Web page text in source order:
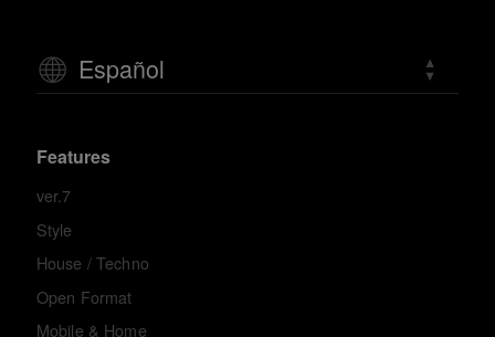
Español
Features
ver.7
Style
House / Techno
Open Format
Mobile & Home